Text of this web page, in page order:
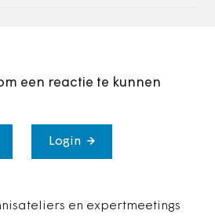
een reactie te kunnen
Login
en expertmeetings